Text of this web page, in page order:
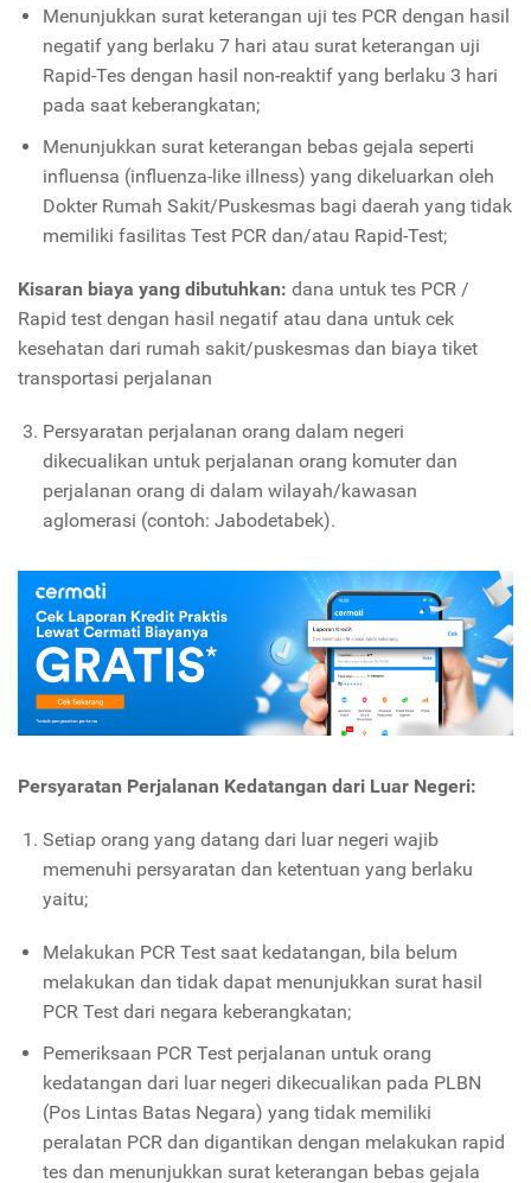
Menunjukkan surat keterangan uji tes PCR dengan hasil
negatif yang berlaku 7 hari atau surat keterangan uji
Rapid-Tes dengan hasil non-reaktif yang berlaku 3 hari
pada saat keberangkatan;
Menunjukkan surat keterangan bebas gejala seperti
influensa (influenza-like illness) yang dikeluarkan oleh
Dokter Rumah Sakit/Puskesmas bagi daerah yang tidak
memiliki fasilitas Test PCR dan/atau Rapid-Test;
Kisaran biaya yang dibutuhkan: dana untuk tes PCR /
Rapid test dengan hasil negatif atau dana untuk cek
kesehatan dari rumah sakit/puskesmas dan biaya tiket
transportasi perjalanan
Persyaratan perjalanan orang dalam negeri
dikecualikan untuk perjalanan orang komuter dan
perjalanan orang di dalam wilayah/kawasan
aglomerasi (contoh: Jabodetabek).
Persyaratan Perjalanan Kedatangan dari Luar Negeri:
Setiap orang yang datang dari luar negeri wajib
memenuhi persyaratan dan ketentuan yang berlaku
yaitu;
Melakukan PCR Test saat kedatangan, bila belum
melakukan dan tidak dapat menunjukkan surat hasil
PCR Test dari negara keberangkatan;
Pemeriksaan PCR Test perjalanan untuk orang
kedatangan dari luar negeri dikecualikan pada PLBN
(Pos Lintas Batas Negara) yang tidak memiliki
peralatan PCR dan digantikan dengan melakukan rapid
tes dan menunjukkan surat keterangan bebas gejala